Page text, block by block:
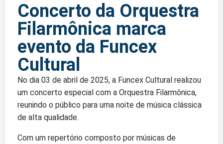
Concerto da Orquestra
Filarmônica marca
evento da Funcex
Cultural
No dia 03 de abril de 2025, a Funcex Cultural realizou
um concerto especial com a Orquestra Filarmônica,
reunindo o público para uma noite de música clássica
de alta qualidade.
Com um repertório composto por músicas de